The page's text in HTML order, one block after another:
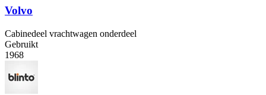
Volvo
Cabinedeel vrachtwagen onderdeel
Gebruikt
1968